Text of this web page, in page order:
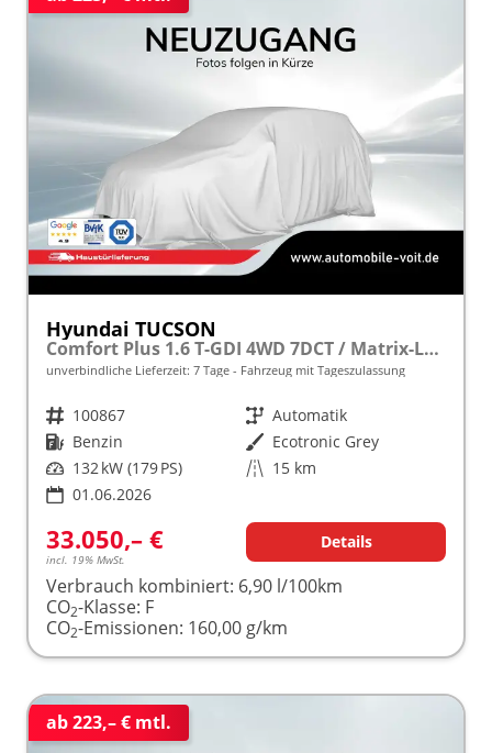
Hyundai TUCSON
Comfort Plus 1.6 T-GDI 4WD 7DCT / Matrix-LED ACC Teilleder Shz vo+hi + Lenkradheizung Elek. Heck Alu 18"
unverbindliche Lieferzeit: 7 Tage Fahrzeug mit Tageszulassung
Fahrzeugnr. 100867 Getriebe Automatik
Kraftstoff Benzin Außenfarbe Ecotronic Grey
Leistung 132 kW (179 PS) Kilometerstand 15 km
01.06.2026
33.050,– €
incl. 19% MwSt.
Details
Verbrauch kombiniert: 6,90 l/100km
CO2-Klasse: F
CO2-Emissionen: 160,00 g/km
ab 223,– € mtl.